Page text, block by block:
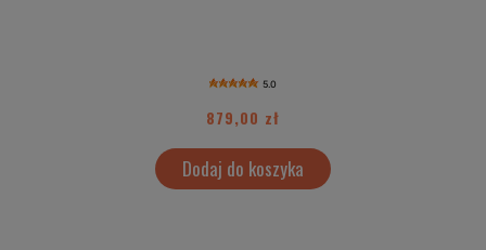
5.0
879,00 zł
Dodaj do koszyka